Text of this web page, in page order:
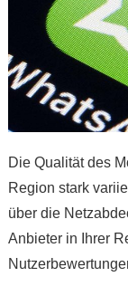
Die Qualität des
Region stark
über die
Anbieter in Ihrer